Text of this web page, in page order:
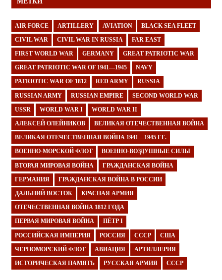
AIR FORCE ARTILLERY AVIATION BLACK SEA FLEET
CIVIL WAR CIVIL WAR IN RUSSIA FAR EAST
FIRST WORLD WAR GERMANY GREAT PATRIOTIC WAR
GREAT PATRIOTIC WAR OF 1941—1945 NAVY
PATRIOTIC WAR OF 1812 RED ARMY RUSSIA
RUSSIAN ARMY RUSSIAN EMPIRE SECOND WORLD WAR
USSR WORLD WAR I WORLD WAR II
АЛЕКСЕЙ ОЛЕЙНИКОВ ВЕЛИКАЯ ОТЕЧЕСТВЕННАЯ ВОЙНА
ВЕЛИКАЯ ОТЕЧЕСТВЕННАЯ ВОЙНА 1941—1945 ГГ.
ВОЕННО-МОРСКОЙ ФЛОТ ВОЕННО-ВОЗДУШНЫЕ СИЛЫ
ВТОРАЯ МИРОВАЯ ВОЙНА ГРАЖДАНСКАЯ ВОЙНА
ГЕРМАНИЯ ГРАЖДАНСКАЯ ВОЙНА В РОССИИ
ДАЛЬНИЙ ВОСТОК КРАСНАЯ АРМИЯ
ОТЕЧЕСТВЕННАЯ ВОЙНА 1812 ГОДА
ПЕРВАЯ МИРОВАЯ ВОЙНА ПЁТР I
РОССИЙСКАЯ ИМПЕРИЯ РОССИЯ СССР США
ЧЕРНОМОРСКИЙ ФЛОТ АВИАЦИЯ АРТИЛЛЕРИЯ
ИСТОРИЧЕСКАЯ ПАМЯТЬ РУССКАЯ АРМИЯ СССР